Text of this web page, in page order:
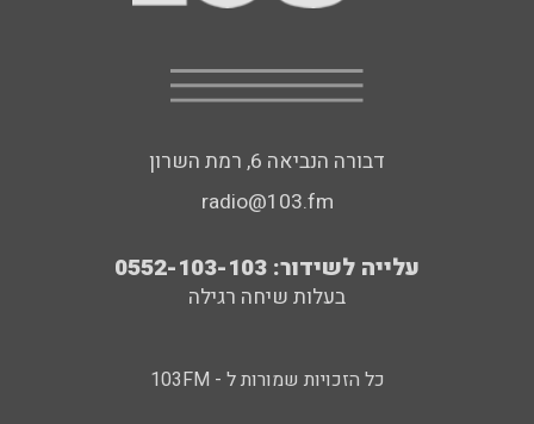
דבורה הנביאה 6, רמת השרון
radio@103.fm
עלייה לשידור: 0552-103-103
בעלות שיחה רגילה
כל הזכויות שמורות ל - 103FM